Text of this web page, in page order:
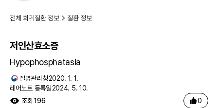
전체 희귀질환 정보 질환 정보
저인산효소증
Hypophosphatasia
질병관리청2020. 1. 1.
레어노트 등록일2024. 5. 10.
조회 196 0